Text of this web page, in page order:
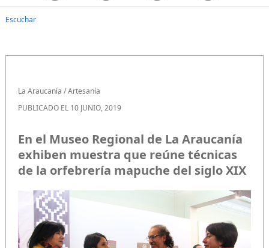
Escuchar
La Araucanía /Artesanía
PUBLICADO EL 10 JUNIO, 2019
En el Museo Regional de La Araucanía
exhiben muestra que reúne técnicas
de la orfebrería mapuche del siglo XIX